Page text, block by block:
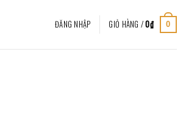
ĐĂNG NHẬP GIỎ HÀNG /0₫ 0